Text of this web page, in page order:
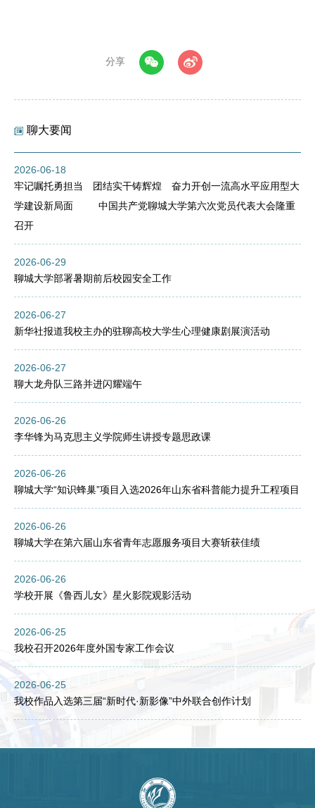
分享
聊大要闻
2026-06-18
牢记嘱托勇担当 团结实干铸辉煌 奋力开创一流高水平应用型大
学建设新局面 中国共产党聊城大学第六次党员代表大会隆重
召开
2026-06-29
聊城大学部署暑期前后校园安全工作
2026-06-27
新华社报道我校主办的驻聊高校大学生心理健康剧展演活动
2026-06-27
聊大龙舟队三路并进闪耀端午
2026-06-26
李华锋为马克思主义学院师生讲授专题思政课
2026-06-26
聊城大学“知识蜂巢”项目入选2026年山东省科普能力提升工程项目
2026-06-26
聊城大学在第六届山东省青年志愿服务项目大赛斩获佳绩
2026-06-26
学校开展《鲁西儿女》星火影院观影活动
2026-06-25
我校召开2026年度外国专家工作会议
2026-06-25
我校作品入选第三届“新时代·新影像”中外联合创作计划